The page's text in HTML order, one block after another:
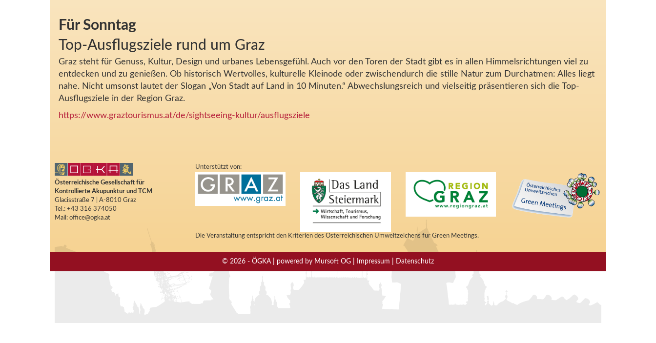
Für Sonntag
Top-Ausflugsziele rund um Graz
Graz steht für Genuss, Kultur, Design und urbanes Lebensgefühl. Auch vor den Toren der Stadt gibt es in allen Himmelsrichtungen viel zu
entdecken und zu genießen. Ob historisch Wertvolles, kulturelle Kleinode oder zwischendurch die stille Natur zum Durchatmen: Alles liegt
nahe. Nicht umsonst lautet der Slogan „Von Stadt auf Land in 10 Minuten.“ Abwechslungsreich und vielseitig präsentieren sich die Top-
Ausflugsziele in der Region Graz.
https://www.graztourismus.at/de/sightseeing-kultur/ausflugsziele
Österreichische Gesellschaft für
Kontrollierte Akupunktur und TCM
Glacisstraße 7 | A-8010 Graz
Tel.: +43 316 374050
Mail: office@ogka.at
Unterstützt von:
Die Veranstaltung entspricht den Kriterien des Österreichischen Umweltzeichens für Green Meetings.
© 2026 - ÖGKA | powered by Mursoft OG | Impressum | Datenschutz